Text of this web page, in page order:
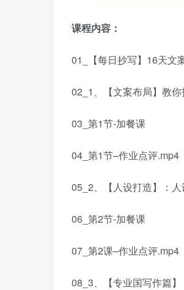
课程内容：
01_【每日抄写】16天文
02_1、【文案布局】教
03_第1节-加餐课
04_第1节–作业点评.mp4
05_2、【人设打造】：
06_第2节-加餐课
07_第2课–作业点评.mp4
08_3、【专业国写作篇